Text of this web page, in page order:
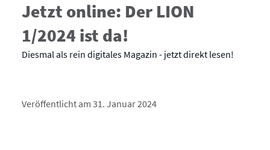
Jetzt online: Der LION
1/2024 ist da!
Diesmal als rein digitales Magazin - jetzt direkt lesen!
Veröffentlicht am 31. Januar 2024